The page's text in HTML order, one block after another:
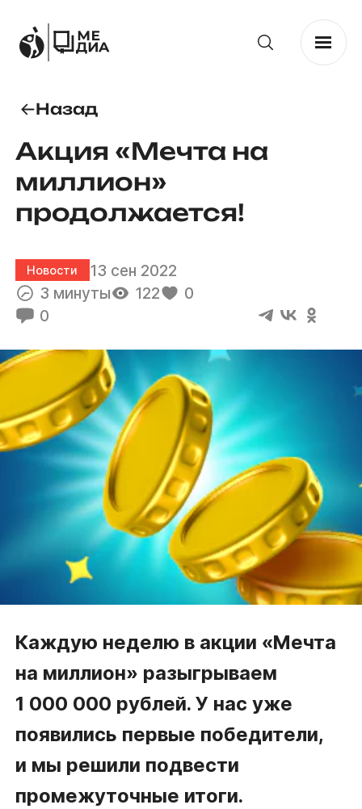
Назад
Акция «Мечта на
миллион»
продолжается!
Новости
13 сен 2022
3 минуты
122
0
0
Каждую неделю в акции «Мечта
на миллион» разыгрываем
1 000 000 рублей.У нас уже
появились первые победители,
и мы решили подвести
промежуточные итоги.